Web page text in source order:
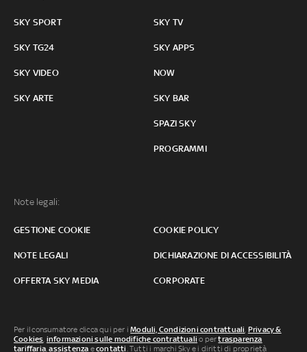
SKY SPORT
SKY TG24
SKY VIDEO
SKY ARTE
SKY TV
SKY APPS
NOW
SKY BAR
SPAZI SKY
PROGRAMMI
Note legali:
GESTIONE COOKIE COOKIE POLICY
NOTE LEGALI DICHIARAZIONE DI ACCESSIBILITÀ
OFFERTA SKY MEDIA CORPORATE
Per il consumatore clicca qui per iModuli, Condizioni contrattuali, Privacy &
Cookies, informazioni sulle modifiche contrattuali o pertrasparenza
tariffaria,assistenza econtatti. Tutti i marchi Sky e i diritti di proprietà